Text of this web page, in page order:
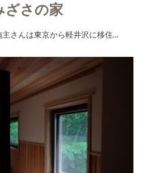
ざさの家
さんは東京から軽井沢に移住…